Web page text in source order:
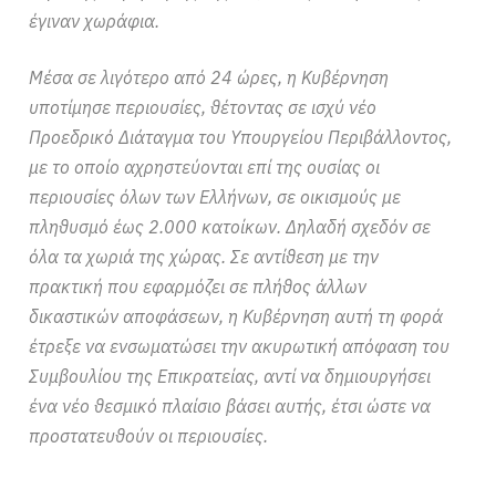
έγιναν χωράφια.
Μέσα σε λιγότερο από 24 ώρες, η Κυβέρνηση
υποτίμησε περιουσίες, θέτοντας σε ισχύ νέο
Προεδρικό Διάταγμα του Υπουργείου Περιβάλλοντος,
με το οποίο αχρηστεύονται επί της ουσίας οι
περιουσίες όλων των Ελλήνων, σε οικισμούς με
πληθυσμό έως 2.000 κατοίκων. Δηλαδή σχεδόν σε
όλα τα χωριά της χώρας.Σε αντίθεση με την
πρακτική που εφαρμόζει σε πλήθος άλλων
δικαστικών αποφάσεων, η Κυβέρνηση αυτή τη φορά
έτρεξε να ενσωματώσει την ακυρωτική απόφαση του
Συμβουλίου της Επικρατείας, αντί να δημιουργήσει
ένα νέο θεσμικό πλαίσιο βάσει αυτής, έτσι ώστε να
προστατευθούν οι περιουσίες.